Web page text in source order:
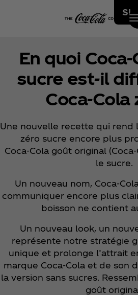
En quoi
sucre est-il
Coca‑Cola
Une nouvelle recette qui rend
zéro sucre encore plus
Coca‑Cola goût original
le sucre.
Un nouveau nom,
communiquer encore plus
boisson ne contient
Un nouveau look, un
représente notre stratégie
unique et prolonge l’attrait
marque Coca‑Cola et de son
la version sans sucres.
goût